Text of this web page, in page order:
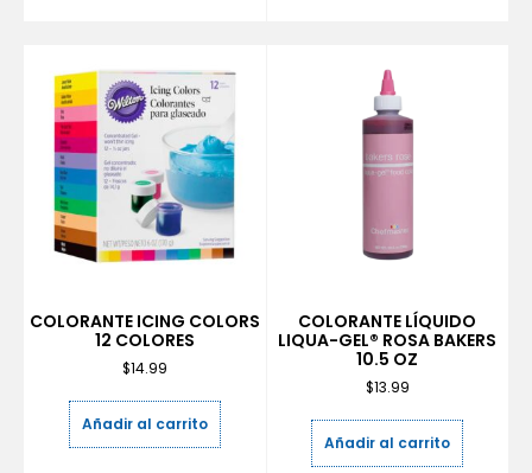
COLORANTE ICING COLORS
12 COLORES
$14.99
Añadir al carrito
COLORANTE LÍQUIDO
LIQUA-GEL® ROSA BAKERS
10.5 OZ
$13.99
Añadir al carrito